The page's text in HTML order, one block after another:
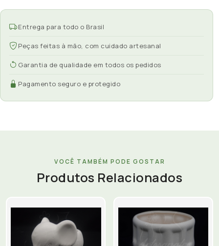
Entrega para todo o Brasil
Peças feitas à mão, com cuidado artesanal
Garantia de qualidade em todos os pedidos
Pagamento seguro e protegido
VOCÊ TAMBÉM PODE GOSTAR
Produtos Relacionados